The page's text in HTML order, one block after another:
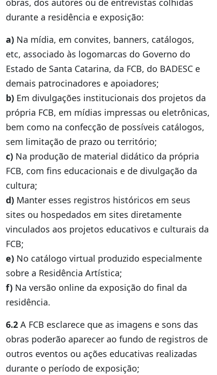
obras, dos autores ou de entrevistas colhidas
durante a residência e exposição:
a) Na mídia, em convites, banners, catálogos,
etc, associado às logomarcas do Governo do
Estado de Santa Catarina, da FCB, do BADESC e
demais patrocinadores e apoiadores;
b) Em divulgações institucionais dos projetos da
própria FCB, em mídias impressas ou eletrônicas,
bem como na confecção de possíveis catálogos,
sem limitação de prazo ou território;
c) Na produção de material didático da própria
FCB, com fins educacionais e de divulgação da
cultura;
d) Manter esses registros históricos em seus
sites ou hospedados em sites diretamente
vinculados aos projetos educativos e culturais da
FCB;
e) No catálogo virtual produzido especialmente
sobre a Residência Artística;
f) Na versão online da exposição do final da
residência.
6.2 A FCB esclarece que as imagens e sons das
obras poderão aparecer ao fundo de registros de
outros eventos ou ações educativas realizadas
durante o período de exposição;